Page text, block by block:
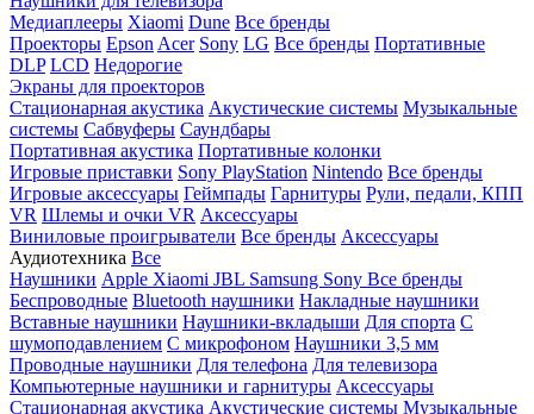
Медиаплееры Xiaomi Dune Все бренды
Проекторы Epson Acer Sony LG Все бренды Портативные
DLP LCD Недорогие
Экраны для проекторов
Стационарная акустика Акустические системы Музыкальные
системы Сабвуферы Саундбары
Портативная акустика Портативные колонки
Игровые приставки Sony PlayStation Nintendo Все бренды
Игровые аксессуары Геймпады Гарнитуры Рули, педали, КПП
VR Шлемы и очки VR Аксессуары
Виниловые проигрыватели Все бренды Аксессуары
Аудиотехника Все
Наушники Apple Xiaomi JBL Samsung Sony Все бренды
Беспроводные Bluetooth наушники Накладные наушники
Вставные наушники Наушники-вкладыши Для спорта С
шумоподавлением С микрофоном Наушники 3,5 мм
Проводные наушники Для телефона Для телевизора
Компьютерные наушники и гарнитуры Аксессуары
Стационарная акустика Акустические системы Музыкальные